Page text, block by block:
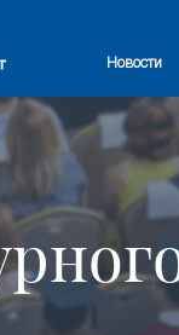
Новости